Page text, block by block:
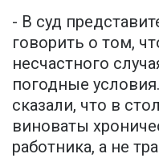
- В суд
говорить о том,
несчастного
погодные
сказали, что в
виноваты
работника, а не